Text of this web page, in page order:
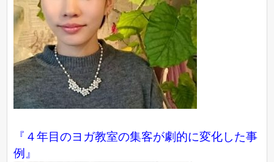
『４年目のヨガ教室の集客が劇的に変化した事
例』